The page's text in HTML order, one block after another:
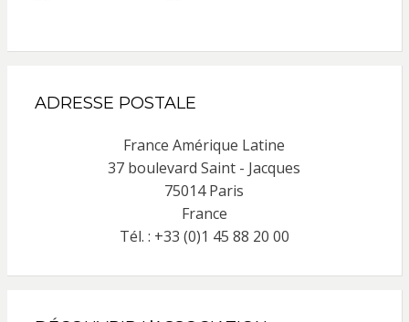
ADRESSE POSTALE
France Amérique Latine
37 boulevard Saint - Jacques
75014 Paris
France
Tél. : +33 (0)1 45 88 20 00